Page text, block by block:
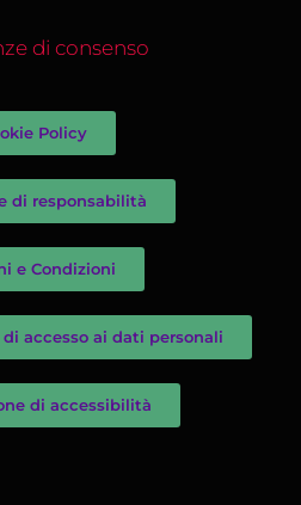
di consenso
Policy
di responsabilità
e Condizioni
accesso ai dati personali
di accessibilità